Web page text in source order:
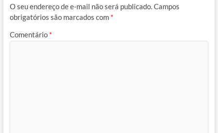
O seu endereço de e-mail não será publicado.Campos
obrigatórios são marcados com *
Comentário *